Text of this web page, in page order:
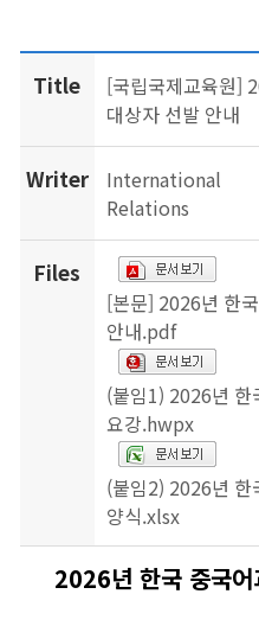
Title
[국립국제교육원]
대상자 선발 안내
Writer
International
Relations
Files
[본문] 2026년 한
안내.pdf
(붙임1) 2026년 한
요강.hwpx
(붙임2) 2026년 한
양식.xlsx
2026년 한국 중국어